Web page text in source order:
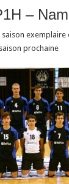
–
saison prochaine